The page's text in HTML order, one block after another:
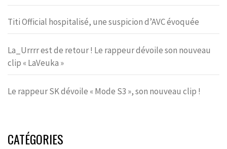
Titi Official hospitalisé, une suspicion d’AVC évoquée
La_Urrrr est de retour ! Le rappeur dévoile son nouveau
clip « LaVeuka »
Le rappeur SK dévoile « Mode S3 », son nouveau clip !
CATÉGORIES